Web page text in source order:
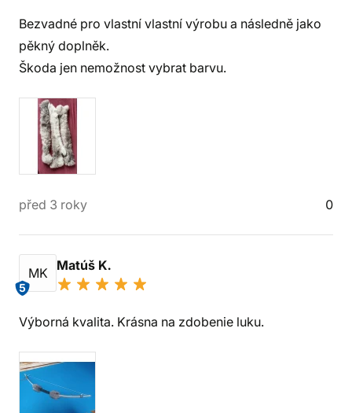
Bezvadné pro vlastní vlastní výrobu a následně jako
pěkný doplněk.
Škoda jen nemožnost vybrat barvu.
před 3 roky 0
MK
5
Matúš K.
Výborná kvalita. Krásna na zdobenie luku.